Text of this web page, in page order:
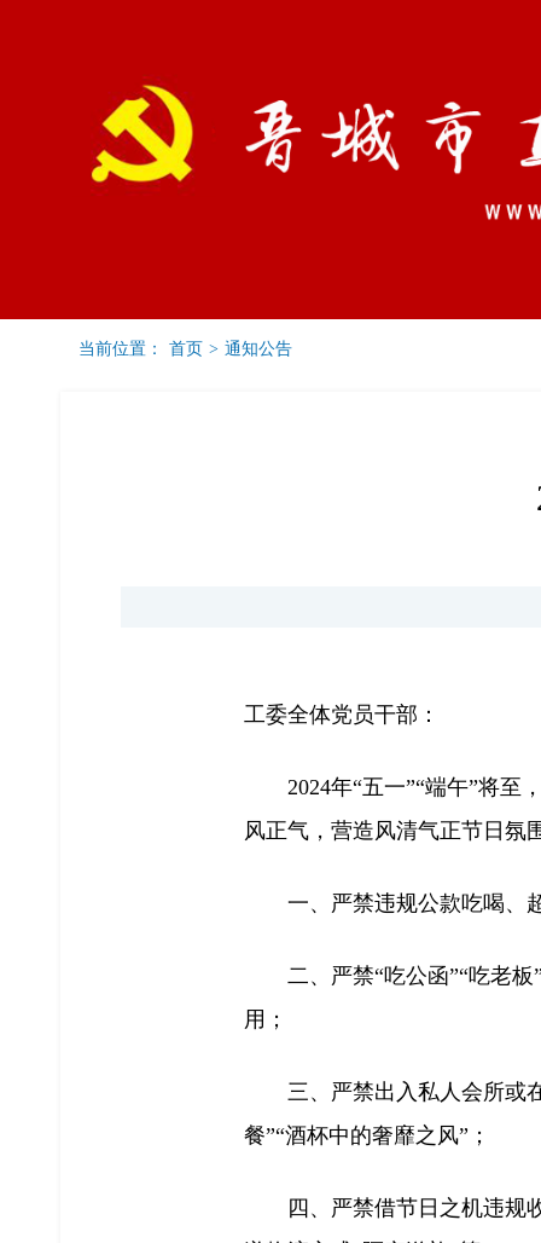
党建要闻 通知公告
当前位置： 首页 > 通知公告
工委全体党员干部：
2024年“五一”“端午”将
风正气，营造风清气正节日氛
一、严禁违规公款吃喝、
二、严禁“吃公函”“吃老
用；
三、严禁出入私人会所或
餐”“酒杯中的奢靡之风”；
四、严禁借节日之机违规